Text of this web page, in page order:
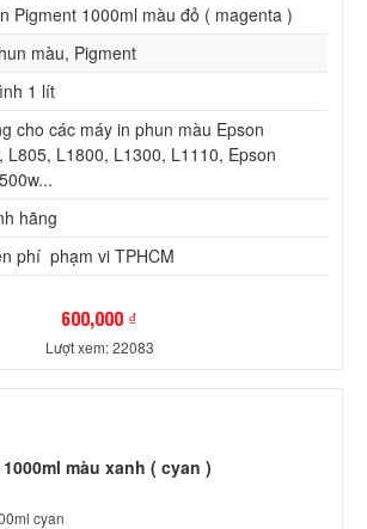
Pigment 1000ml màu đỏ ( magenta )
màu, Pigment
1 lít
cho các máy in phun màu Epson
L805, L1800, L1300, L1110, Epson
hãng
phí phạm vi TPHCM
600,000 ₫
Lượt xem: 22083
màu xanh ( cyan )
cyan